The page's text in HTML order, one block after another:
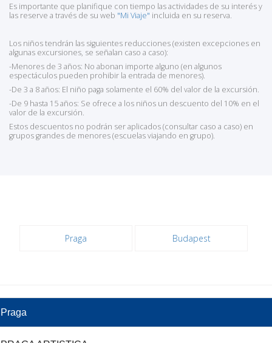
Es importante que planifique con tiempo las actividades de su interés y
las reserve a través de su web "Mi Viaje" incluida en su reserva.
Los niños tendrán las siguientes reducciones (existen excepciones en
algunas excursiones, se señalan caso a caso):
-Menores de 3 años: No abonan importe alguno (en algunos
espectáculos pueden prohibir la entrada de menores).
-De 3 a 8 años: El niño paga solamente el 60% del valor de la excursión.
-De 9 hasta 15 años: Se ofrece a los niños un descuento del 10% en el
valor de la excursión.
Estos descuentos no podrán ser aplicados (consultar caso a caso) en
grupos grandes de menores (escuelas viajando en grupo).
Praga Budapest
Praga